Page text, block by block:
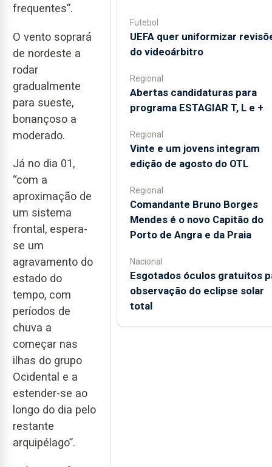
frequentes”.
O vento soprará
de nordeste a
rodar
gradualmente
para sueste,
bonançoso a
moderado.
Já no dia 01,
“com a
aproximação de
um sistema
frontal, espera-
se um
agravamento do
estado do
tempo, com
períodos de
chuva a
começar nas
ilhas do grupo
Ocidental e a
estender-se ao
longo do dia pelo
restante
arquipélago”.
Futebol
UEFA quer uniformizar
do videoárbitro
Regional
Abertas candidaturas para
programa ESTAGIAR T, L e +
Regional
Vinte e um jovens integram
edição de agosto do OTL
Regional
Comandante Bruno Borges
Mendes é o novo Capitão do
Porto de Angra e da Praia
Nacional
Esgotados óculos gratuitos
observação do eclipse solar
total